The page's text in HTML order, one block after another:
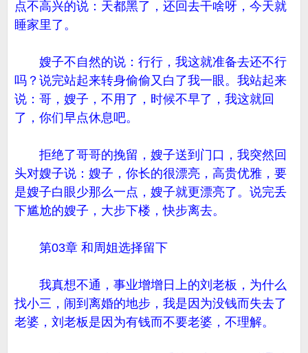
点不高兴的说：天都黑了，还回去干啥呀，今天就
睡家里了。
嫂子不自然的说：行行，我这就准备去还不行
吗？说完站起来转身偷偷又白了我一眼。我站起来
说：哥，嫂子，不用了，时候不早了，我这就回
了，你们早点休息吧。
拒绝了哥哥的挽留，嫂子送到门口，我突然回
头对嫂子说：嫂子，你长的很漂亮，高贵优雅，要
是嫂子白眼少那么一点，嫂子就更漂亮了。说完丢
下尴尬的嫂子，大步下楼，快步离去。
第03章 和周姐选择留下
我真想不通，事业增增日上的刘老板，为什么
找小三，闹到离婚的地步，我是因为没钱而失去了
老婆，刘老板是因为有钱而不要老婆，不理解。